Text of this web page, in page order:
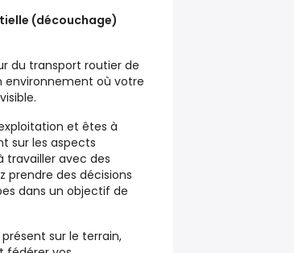
(découchage)
du transport routier de
environnement où votre
et êtes à
sur les aspects
travailler avec des
prendre des décisions
dans un objectif de
sur le terrain,